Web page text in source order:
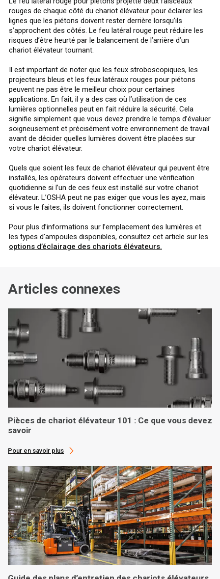
rouges de chaque côté du chariot élévateur pour éclairer les
lignes que les piétons doivent rester derrière lorsqu’ils
s’approchent des côtés. Le feu latéral rouge peut réduire les
risques d’être heurté par le balancement de l’arrière d’un
chariot élévateur tournant.
Il est important de noter que les feux stroboscopiques, les
projecteurs bleus et les feux latéraux rouges pour piétons
peuvent ne pas être le meilleur choix pour certaines
applications. En fait, il y a des cas où l’utilisation de ces
lumières optionnelles peut en fait réduire la sécurité. Cela
signifie simplement que vous devez prendre le temps d’évaluer
soigneusement et précisément votre environnement de travail
avant de décider quelles lumières doivent être placées sur
votre chariot élévateur.
Quels que soient les feux de chariot élévateur qui peuvent être
installés, les opérateurs doivent effectuer une vérification
quotidienne si l’un de ces feux est installé sur votre chariot
élévateur. L’OSHA peut ne pas exiger que vous les ayez, mais
si vous le faites, ils doivent fonctionner correctement.
Pour plus d’informations sur l’emplacement des lumières et
les types d’ampoules disponibles, consultez cet article sur les
options d’éclairage des chariots élévateurs.
Articles connexes
Pièces de chariot élévateur 101 : Ce que vous devez
savoir
Pour en savoir plus